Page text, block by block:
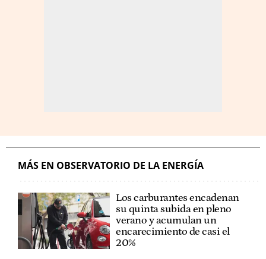
MÁS EN OBSERVATORIO DE LA ENERGÍA
Los carburantes encadenan
su quinta subida en pleno
verano y acumulan un
encarecimiento de casi el
20%